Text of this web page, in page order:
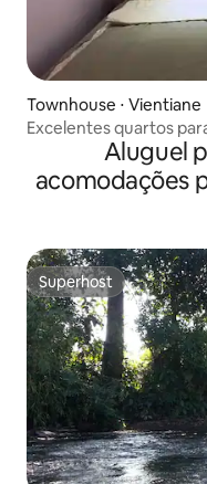
Townhouse ⋅ Vientiane
Excelentes quartos
(4º andar, sul)Aluguel
acomodações
Superhost
Superhost